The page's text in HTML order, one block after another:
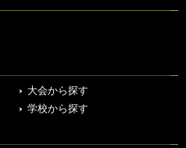
大会から探す
学校から探す